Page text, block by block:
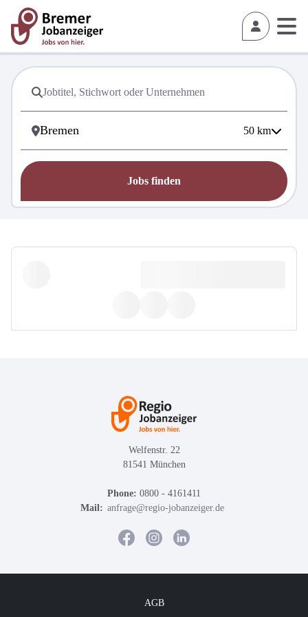
50 km
Jobs finden
Welfenstr. 22
81541 München
Phone: 0800 - 4161411
Mail: anfrage@regio-jobanzeiger.de
AGB